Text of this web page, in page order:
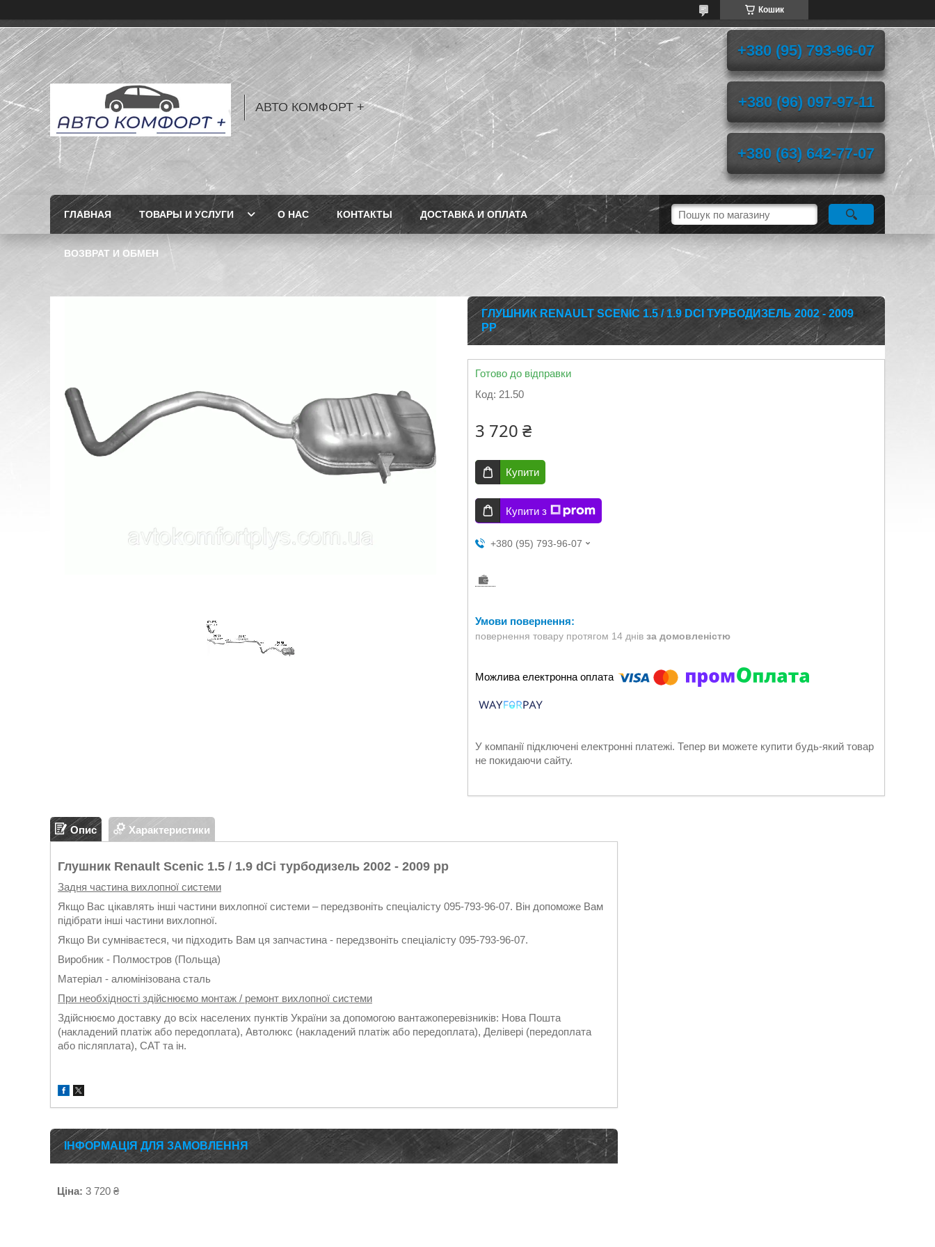
Кошик
АВТО КОМФОРТ +
+380 (95) 793-96-07
+380 (96) 097-97-11
+380 (63) 642-77-07
ГЛАВНАЯ ТОВАРЫ И УСЛУГИ О НАС КОНТАКТЫ ДОСТАВКА И ОПЛАТА
ВОЗВРАТ И ОБМЕН
ГЛУШНИК RENAULT SCENIC 1.5 / 1.9 DCI ТУРБОДИЗЕЛЬ 2002 - 2009
РР
Готово до відправки
Код: 21.50
3 720 ₴
Купити
Купити з
+380 (95) 793-96-07
повернення товару протягом 14 днів за домовленістю
У компанії підключені електронні платежі. Тепер ви можете купити будь-який товар
не покидаючи сайту.
Опис Характеристики
Глушник Renault Scenic 1.5 / 1.9 dCi турбодизель 2002 - 2009 рр
Задня частина вихлопної системи
Якщо Вас цікавлять інші частини вихлопної системи – передзвоніть спеціалісту 095-793-96-07. Він допоможе Вам
підібрати інші частини вихлопної.
Якщо Ви сумніваєтеся, чи підходить Вам ця запчастина - передзвоніть спеціалісту 095-793-96-07.
Виробник - Полмостров (Польща)
Матеріал - алюмінізована сталь
При необхідності здійснюємо монтаж / ремонт вихлопної системи
Здійснюємо доставку до всіх населених пунктів України за допомогою вантажоперевізників: Нова Пошта
(накладений платіж або передоплата), Автолюкс (накладений платіж або передоплата), Делівері (передоплата
або післяплата), САТ та ін.
ІНФОРМАЦІЯ ДЛЯ ЗАМОВЛЕННЯ
Ціна: 3 720 ₴